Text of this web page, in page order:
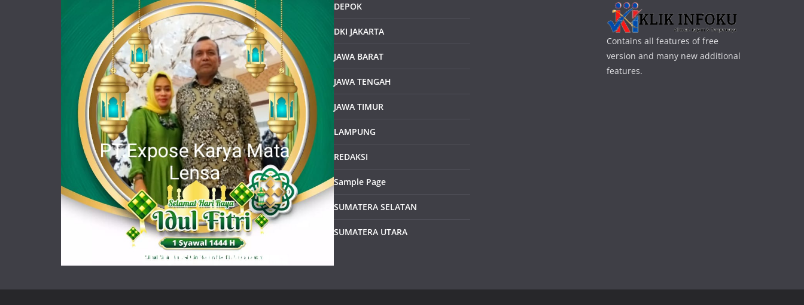
DEPOK
DKI JAKARTA
JAWA BARAT
JAWA TENGAH
JAWA TIMUR
LAMPUNG
REDAKSI
Sample Page
SUMATERA SELATAN
SUMATERA UTARA
Contains all features of free
version and many new additional
features.